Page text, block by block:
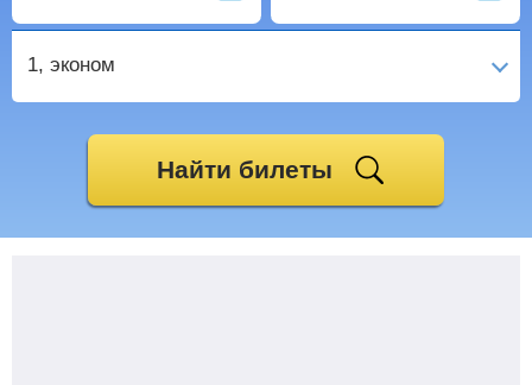
1, эконом
Найти билеты